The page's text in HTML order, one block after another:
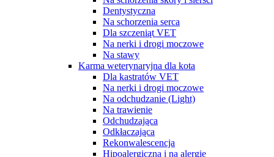
Dentystyczna
Na schorzenia serca
Dla szczeniąt VET
Na nerki i drogi moczowe
Na stawy
Karma weterynaryjna dla kota
Dla kastratów VET
Na nerki i drogi moczowe
Na odchudzanie (Light)
Na trawienie
Odchudzająca
Odkłaczająca
Rekonwalescencja
Hipoalergiczna i na alergie